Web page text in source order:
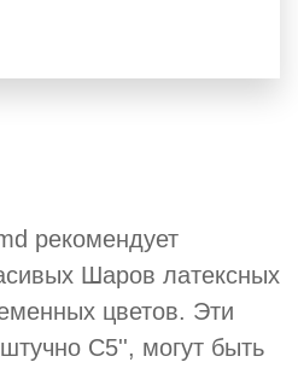
рекомендует
Шаров латексных
цветов. Эти
С5'', могут быть